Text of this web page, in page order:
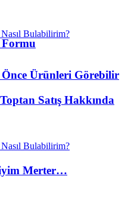
Ürünleri Görebilir
Satış Hakkında
Merter…